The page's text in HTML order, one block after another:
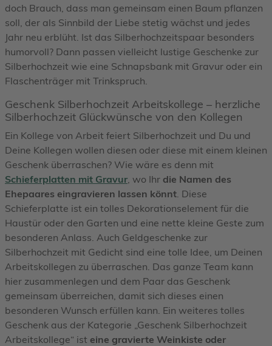
doch Brauch, dass man gemeinsam einen Baum pflanzen
soll, der als Sinnbild der Liebe stetig wächst und jedes
Jahr neu erblüht. Ist das Silberhochzeitspaar besonders
humorvoll? Dann passen vielleicht lustige Geschenke zur
Silberhochzeit wie eine Schnapsbank mit Gravur oder ein
Flaschenträger mit Trinkspruch.
Geschenk Silberhochzeit Arbeitskollege – herzliche
Silberhochzeit Glückwünsche von den Kollegen
Ein Kollege von Arbeit feiert Silberhochzeit und Du und
Deine Kollegen wollen diesen oder diese mit einem kleinen
Geschenk überraschen? Wie wäre es denn mit
Schieferplatten mit Gravur , wo Ihr die Namen des
Ehepaares eingravieren lassen könnt . Diese
Schieferplatte ist ein tolles Dekorationselement für die
Haustür oder den Garten und eine nette kleine Geste zum
besonderen Anlass. Auch Geldgeschenke zur
Silberhochzeit mit Gedicht sind eine tolle Idee, um Deinen
Arbeitskollegen zu überraschen. Das ganze Team kann
hier zusammenlegen und dem Paar das Geschenk
gemeinsam überreichen, damit sich dieses einen
besonderen Wunsch erfüllen kann. Ein weiteres tolles
Geschenk aus der Kategorie „Geschenk Silberhochzeit
Arbeitskollege“ ist eine gravierte Weinkiste oder